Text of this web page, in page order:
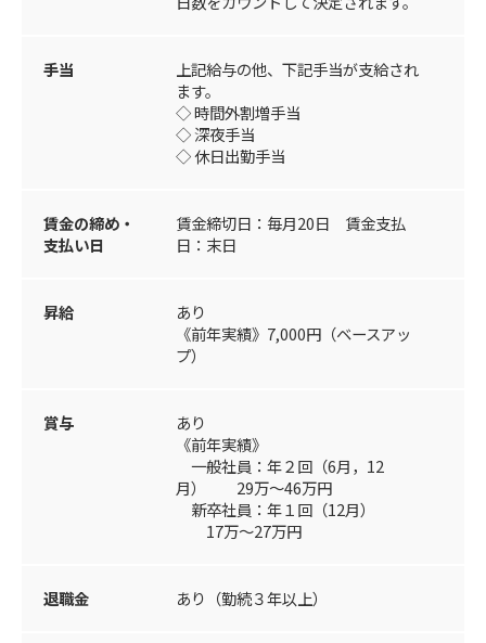
手当
上記給与の他、下記手当が支給され
ます。
◇ 時間外割増手当
◇ 深夜手当
◇ 休日出勤手当
賃金の締め・
支払い日
賃金締切日：毎月20日 賃金支払
日：末日
昇給
あり
《前年実績》7,000円（ベースアッ
プ）
賞与
あり
《前年実績》
一般社員：年２回（6月，12
月） 29万～46万円
新卒社員：年１回（12月）
17万～27万円
退職金 あり（勤続３年以上）